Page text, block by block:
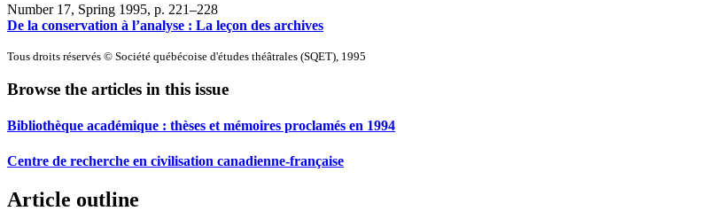
Number 17, Spring 1995, p. 221–228
De la conservation à l’analyse : La leçon des archives
Tous droits réservés © Société québécoise d'études théâtrales (SQET), 1995
Browse the articles in this issue
Bibliothèque académique : thèses et mémoires proclamés en 1994
Centre de recherche en civilisation canadienne-française
Article outline